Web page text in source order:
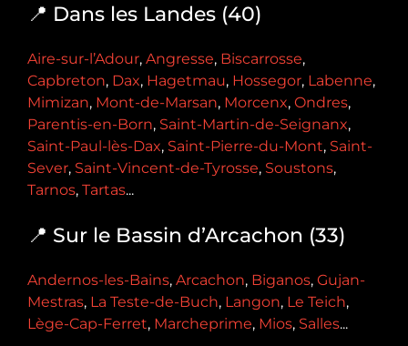
📍 Dans les Landes (40)
Aire-sur-l’Adour, Angresse, Biscarrosse,
Capbreton, Dax, Hagetmau, Hossegor, Labenne,
Mimizan, Mont-de-Marsan, Morcenx, Ondres,
Parentis-en-Born, Saint-Martin-de-Seignanx,
Saint-Paul-lès-Dax, Saint-Pierre-du-Mont, Saint-
Sever, Saint-Vincent-de-Tyrosse, Soustons,
Tarnos, Tartas...
📍 Sur le Bassin d’Arcachon (33)
Andernos-les-Bains, Arcachon, Biganos, Gujan-
Mestras, La Teste-de-Buch, Langon, Le Teich,
Lège-Cap-Ferret, Marcheprime, Mios, Salles...